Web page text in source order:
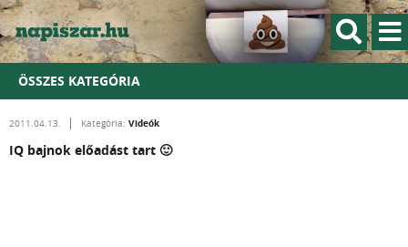
ÖSSZES KATEGÓRIA
2011.04.13. Kategória: Videók
IQ bajnok előadást tart 🙂